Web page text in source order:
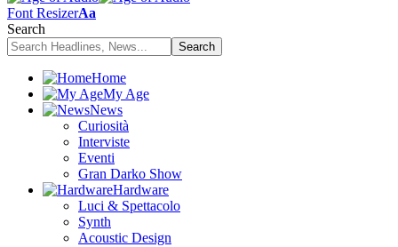
Font ResizerAa
Search
Home
My Age
News
Curiosità
Interviste
Eventi
Gran Darko Show
Hardware
Luci & Spettacolo
Synth
Acoustic Design